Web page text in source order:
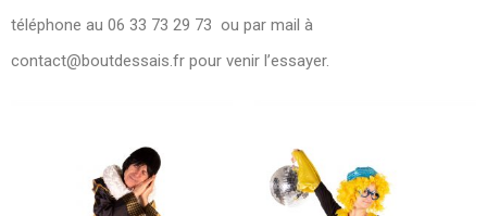
téléphone au 06 33 73 29 73 ou par mail à
contact@boutdessais.fr pour venir l’essayer.